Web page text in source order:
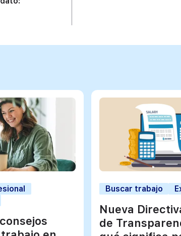
Buscar trabajo
Nueva
de